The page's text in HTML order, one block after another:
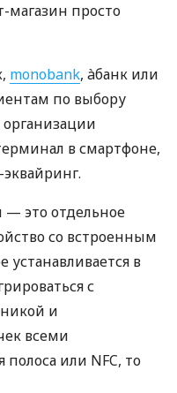
магазин просто
monobank, àбанк или
по выбору
в смартфоне,
— это отдельное
со встроенным
в
с
и
всеми
или NFC, то